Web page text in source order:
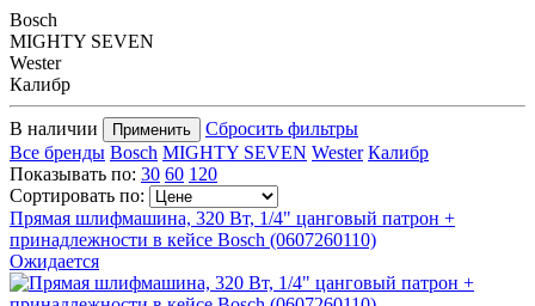
Bosch
MIGHTY SEVEN
Wester
Калибр
В наличии Применить
Сбросить фильтры
Все бренды Bosch MIGHTY SEVEN Wester Калибр
Показывать по: 30 60 120
Сортировать по:
Прямая шлифмашина, 320 Вт, 1/4" цанговый патрон +
принадлежности в кейсе Bosch (0607260110)
Ожидается